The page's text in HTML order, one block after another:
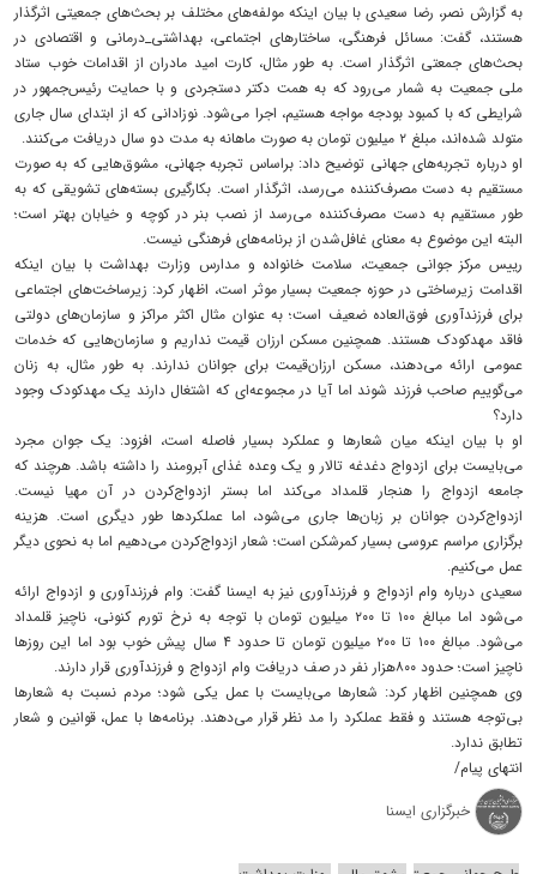
به گزارش نصر، رضا سعیدی با بیان اینکه مولفه‌های مختلف بر بحث‌های جمعیتی اثرگذار
هستند، گفت: مسائل فرهنگی، ساختارهای اجتماعی، بهداشتی_درمانی و اقتصادی در
بحث‌های جمعتی اثرگذار است. به طور مثال، کارت امید مادران از اقدامات خوب ستاد
ملی جمعیت به شمار می‌رود که به همت دکتر دستجردی و با حمایت رئیس‌جمهور در
شرایطی که با کمبود بودجه مواجه هستیم، اجرا می‌شود. نوزادانی که از ابتدای سال جاری
متولد شده‌اند، مبلغ ۲ میلیون تومان به صورت ماهانه به مدت دو سال دریافت می‌کنند.
او درباره تجربه‌های جهانی توضیح داد: براساس تجربه جهانی، مشوق‌هایی که به صورت
مستقیم به دست مصرف‌کننده می‌رسد، اثرگذار است. بکارگیری بسته‌های تشویقی که به
طور مستقیم به دست مصرف‌کننده می‌رسد از نصب بنر در کوچه و خیابان بهتر است؛
البته این موضوع به معنای غافل‌شدن از برنامه‌های فرهنگی نیست.
رییس مرکز جوانی جمعیت، سلامت خانواده و مدارس وزارت بهداشت با بیان اینکه
اقدامت زیرساختی در حوزه جمعیت بسیار موثر است، اظهار کرد: زیرساخت‌های اجتماعی
برای فرزندآوری فوق‌العاده ضعیف است؛ به عنوان مثال اکثر مراکز و سازمان‌های دولتی
فاقد مهدکودک هستند. همچنین مسکن ارزان قیمت نداریم و سازمان‌هایی که خدمات
عمومی ارائه می‌دهند، مسکن ارزان‌قیمت برای جوانان ندارند. به طور مثال، به زنان
می‌گوییم صاحب فرزند شوند اما آیا در مجموعه‌ای که اشتغال دارند یک مهدکودک وجود
دارد؟
او با بیان اینکه میان شعارها و عملکرد بسیار فاصله است، افزود: یک جوان مجرد
می‌بایست برای ازدواج دغدغه‌ تالار و یک وعده غذای آبرومند را داشته‌ باشد. هرچند که
جامعه ازدواج را هنجار قلمداد می‌کند اما بستر ازدواج‌کردن در آن مهیا نیست.
ازدواج‌کردن جوانان بر زبان‌ها جاری می‌شود، اما عملکردها طور دیگری است. هزینه
برگزاری مراسم عروسی بسیار کمرشکن است؛ شعار ازدواج‌کردن می‌دهیم اما به نحوی دیگر
عمل می‌کنیم.
سعیدی درباره وام ازدواج و فرزندآوری نیز به ایسنا گفت: وام فرزندآوری و ازدواج ارائه
می‌شود اما مبالغ ۱۰۰ تا ۲۰۰ میلیون تومان با توجه به نرخ تورم کنونی، ناچیز قلمداد
می‌شود. مبالغ ۱۰۰ تا ۲۰۰ میلیون تومان تا حدود ۴ سال پیش خوب بود اما این روزها
ناچیز است؛ حدود ۸۰۰هزار نفر در صف دریافت وام ازدواج و فرزندآوری قرار دارند.
وی همچنین اظهار کرد: شعارها می‌بایست با عمل یکی شود؛ مردم نسبت به شعارها
بی‌توجه هستند و فقط عملکرد را مد نظر قرار می‌دهند. برنامه‌ها با عمل، قوانین و شعار
تطابق ندارد.
انتهای پیام/
خبرگزاری ایسنا